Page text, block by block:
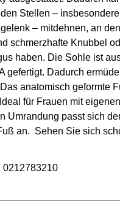
Stellen –
– mitdehnen, an
schmerzhafte Knubbel
haben. Die Sohle ist
gefertigt. Dadurch
anatomisch geformte
für Frauen mit
Umrandung passt sich
an. Sehen Sie sich
0212783210